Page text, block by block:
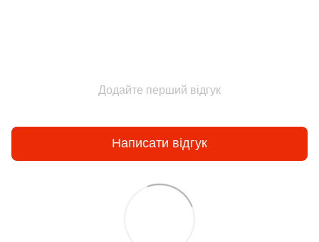
Додайте перший відгук
Написати відгук